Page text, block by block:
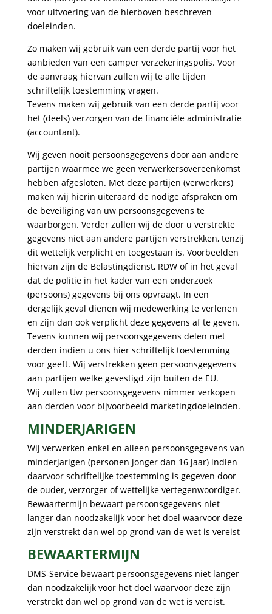
voor uitvoering van de hierboven beschreven
doeleinden.
Zo maken wij gebruik van een derde partij voor het
aanbieden van een camper verzekeringspolis. Voor
de aanvraag hiervan zullen wij te alle tijden
schriftelijk toestemming vragen.
Tevens maken wij gebruik van een derde partij voor
het (deels) verzorgen van de financiële administratie
(accountant).
Wij geven nooit persoonsgegevens door aan andere
partijen waarmee we geen verwerkersovereenkomst
hebben afgesloten. Met deze partijen (verwerkers)
maken wij hierin uiteraard de nodige afspraken om
de beveiliging van uw persoonsgegevens te
waarborgen. Verder zullen wij de door u verstrekte
gegevens niet aan andere partijen verstrekken, tenzij
dit wettelijk verplicht en toegestaan is. Voorbeelden
hiervan zijn de Belastingdienst, RDW of in het geval
dat de politie in het kader van een onderzoek
(persoons) gegevens bij ons opvraagt. In een
dergelijk geval dienen wij medewerking te verlenen
en zijn dan ook verplicht deze gegevens af te geven.
Tevens kunnen wij persoonsgegevens delen met
derden indien u ons hier schriftelijk toestemming
voor geeft. Wij verstrekken geen persoonsgegevens
aan partijen welke gevestigd zijn buiten de EU.
Wij zullen Uw persoonsgegevens nimmer verkopen
aan derden voor bijvoorbeeld marketingdoeleinden.
MINDERJARIGEN
Wij verwerken enkel en alleen persoonsgegevens van
minderjarigen (personen jonger dan 16 jaar) indien
daarvoor schriftelijke toestemming is gegeven door
de ouder, verzorger of wettelijke vertegenwoordiger.
Bewaartermijn bewaart persoonsgegevens niet
langer dan noodzakelijk voor het doel waarvoor deze
zijn verstrekt dan wel op grond van de wet is vereist
BEWAARTERMIJN
DMS-Service bewaart persoonsgegevens niet langer
dan noodzakelijk voor het doel waarvoor deze zijn
verstrekt dan wel op grond van de wet is vereist.